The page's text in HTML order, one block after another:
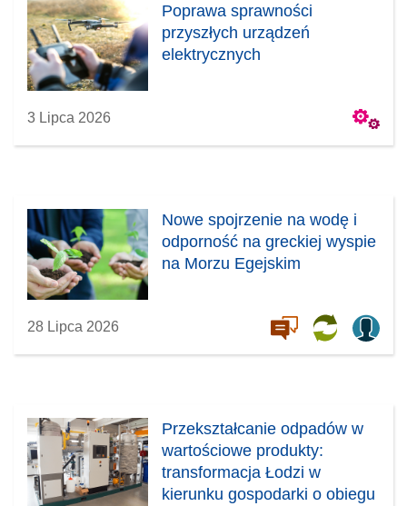
Poprawa sprawności
przyszłych urządzeń
elektrycznych
3 Lipca 2026
Nowe spojrzenie na wodę i
odporność na greckiej wyspie
na Morzu Egejskim
28 Lipca 2026
Przekształcanie odpadów w
wartościowe produkty:
transformacja Łodzi w
kierunku gospodarki o obiegu